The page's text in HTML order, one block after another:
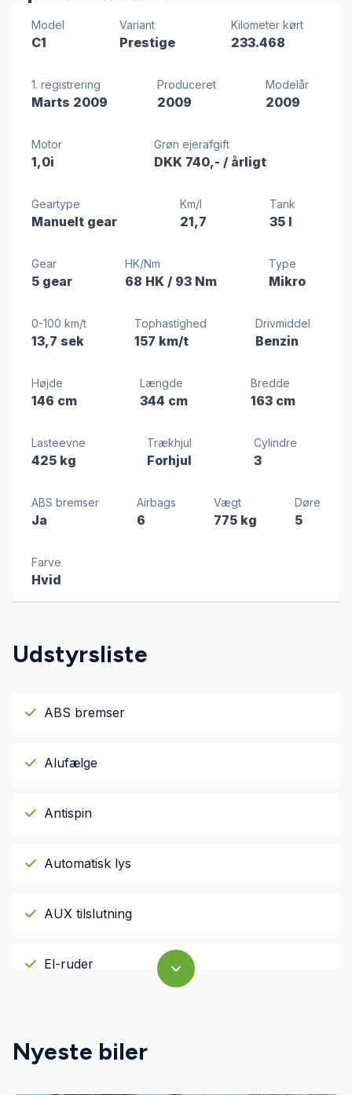
Model
C1
Variant
Prestige
Kilometer kørt
233.468
1. registrering
Marts 2009
Produceret
2009
Modelår
2009
Motor
1,0i
Grøn ejerafgift
DKK 740,- / årligt
Geartype
Manuelt gear
Km/l
21,7
Tank
35 l
Gear
5 gear
HK/Nm
68 HK / 93 Nm
Type
Mikro
0-100 km/t
13,7 sek
Tophastighed
157 km/t
Drivmiddel
Benzin
Højde
146 cm
Længde
344 cm
Bredde
163 cm
Lasteevne
425 kg
Trækhjul
Forhjul
Cylindre
3
ABS bremser
Ja
Airbags
6
Vægt
775 kg
Døre
5
Farve
Hvid
Udstyrsliste
ABS bremser
Alufælge
Antispin
Automatisk lys
AUX tilslutning
El-ruder
Service OK
Nyeste biler